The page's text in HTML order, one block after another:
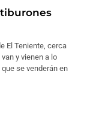
El Teniente, cerca
y vienen a lo
se venderán en